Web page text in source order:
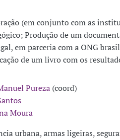
(em conjunto com as
Produção de um
em parceria com a ONG
de um livro com os
Pureza (coord)
Moura
urbana, armas ligeiras,